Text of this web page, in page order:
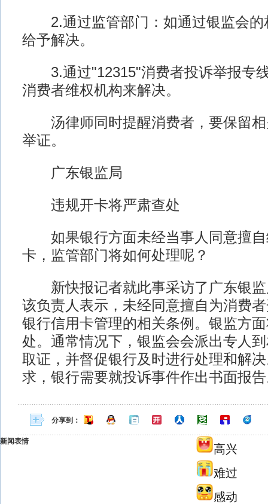
2.通过监管部门：如通过银监会的
给予解决。
3.通过"12315"消费者投诉举报专
消费者维权机构来解决。
汤律师同时提醒消费者，要保留相
举证。
广东银监局
违规开卡将严肃查处
如果银行方面未经当事人同意擅自
卡，监管部门将如何处理呢？
新快报记者就此事采访了广东银监
该负责人表示，未经同意擅自为消费
银行信用卡管理的相关条例。银监方
处。通常情况下，银监会会派出专人
取证，并督促银行及时进行处理和解
求，银行需要就投诉事件作出书面报
分享到：
新闻表情
高兴
难过
感动